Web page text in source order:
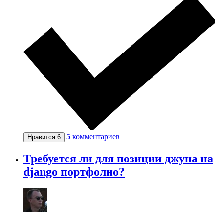
Нравится 6 5 комментариев
Требуется ли для позиции джуна на
django портфолио?